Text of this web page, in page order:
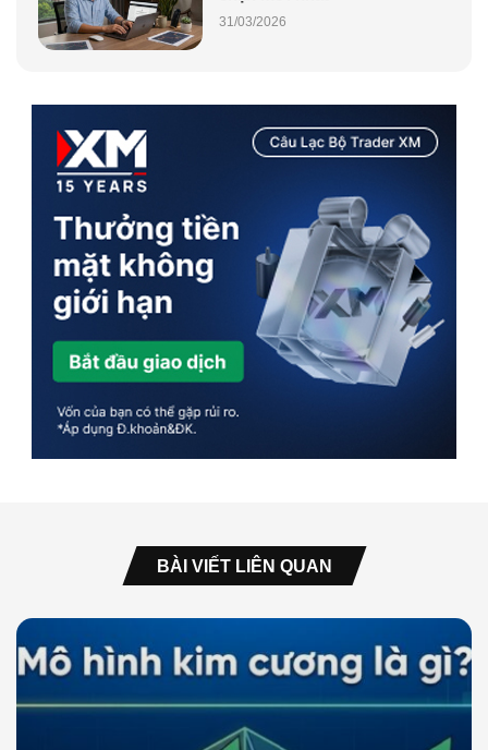
31/03/2026
BÀI VIẾT LIÊN QUAN